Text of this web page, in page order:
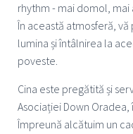
rhythm - mai domol, mai
În această atmosferă,
lumina și întâlnirea la
poveste.
Cina este pregătită și
Asociației Down
Împreună alcătuim un